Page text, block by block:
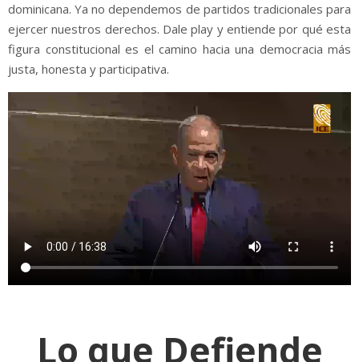
dominicana. Ya no dependemos de partidos tradicionales para
ejercer nuestros derechos. Dale play y entiende por qué esta
figura constitucional es el camino hacia una democracia más
justa, honesta y participativa.
Lo que Defiende